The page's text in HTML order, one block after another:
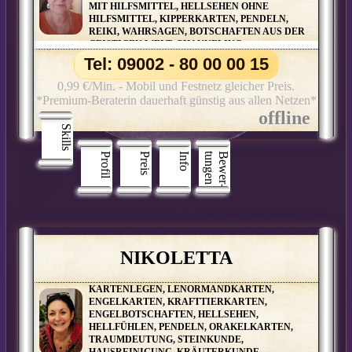
MIT HILFSMITTEL, HELLSEHEN OHNE
HILFSMITTEL, KIPPERKARTEN, PENDELN,
REIKI, WAHRSAGEN, BOTSCHAFTEN AUS DER
GEISTIGEN WELT, CHANNELING,
ENGELBOTSCHAFTEN, ENGELKONTAKTE,
TIERKOMMUNIKATION
Skills
Profil
Preis Info B
e
w
e
r
­
t
u
n
g
e
n
Tel: 09002 - 80 00 00 15
0,99 €/Min. - Mobil und Festnetz gleicher Preis.
*Premium-Beraterin dauerhaft günstig aus allen Netzen*
NIKOLETTA
KARTENLEGEN, LENORMANDKARTEN,
ENGELKARTEN, KRAFTTIERKARTEN,
ENGELBOTSCHAFTEN, HELLSEHEN,
HELLFÜHLEN, PENDELN, ORAKELKARTEN,
TRAUMDEUTUNG, STEINKUNDE,